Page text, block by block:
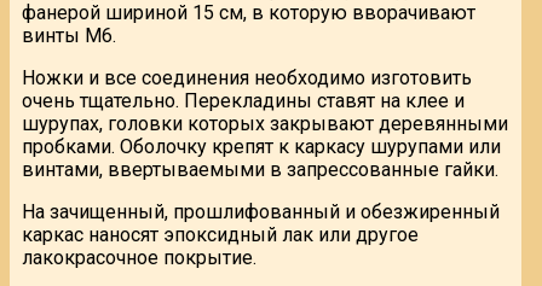
фанерой шириной 15 см, в которую вворачивают
винты М6.
Ножки и все соединения необходимо изготовить
очень тщательно. Перекладины ставят на клее и
шурупах, головки которых закрывают деревянными
пробками. Оболочку крепят к каркасу шурупами или
винтами, ввертываемыми в запрессованные гайки.
На зачищенный, прошлифованный и обезжиренный
каркас наносят эпоксидный лак или другое
лакокрасочное покрытие.